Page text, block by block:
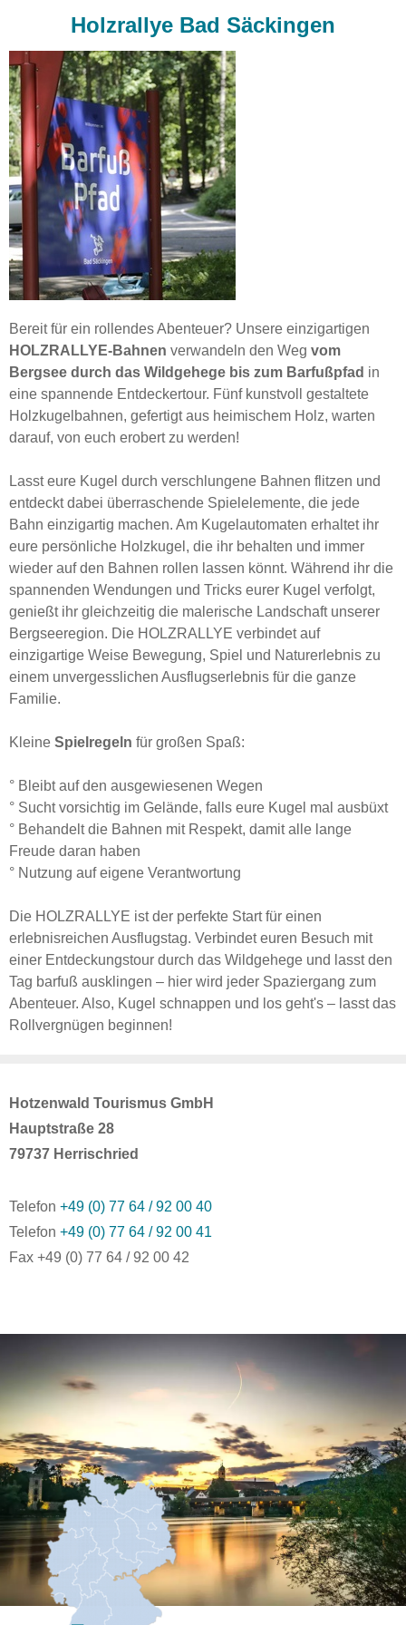
Holzrallye Bad Säckingen
Bereit für ein rollendes Abenteuer? Unsere einzigartigen
HOLZRALLYE-Bahnen verwandeln den Weg vom
Bergsee durch das Wildgehege bis zum Barfußpfad in
eine spannende Entdeckertour. Fünf kunstvoll gestaltete
Holzkugelbahnen, gefertigt aus heimischem Holz, warten
darauf, von euch erobert zu werden!
Lasst eure Kugel durch verschlungene Bahnen flitzen und
entdeckt dabei überraschende Spielelemente, die jede
Bahn einzigartig machen. Am Kugelautomaten erhaltet ihr
eure persönliche Holzkugel, die ihr behalten und immer
wieder auf den Bahnen rollen lassen könnt. Während ihr die
spannenden Wendungen und Tricks eurer Kugel verfolgt,
genießt ihr gleichzeitig die malerische Landschaft unserer
Bergseeregion. Die HOLZRALLYE verbindet auf
einzigartige Weise Bewegung, Spiel und Naturerlebnis zu
einem unvergesslichen Ausflugserlebnis für die ganze
Familie.
Kleine Spielregeln für großen Spaß:
° Bleibt auf den ausgewiesenen Wegen
° Sucht vorsichtig im Gelände, falls eure Kugel mal ausbüxt
° Behandelt die Bahnen mit Respekt, damit alle lange
Freude daran haben
° Nutzung auf eigene Verantwortung
Die HOLZRALLYE ist der perfekte Start für einen
erlebnisreichen Ausflugstag. Verbindet euren Besuch mit
einer Entdeckungstour durch das Wildgehege und lasst den
Tag barfuß ausklingen – hier wird jeder Spaziergang zum
Abenteuer. Also, Kugel schnappen und los geht's – lasst das
Rollvergnügen beginnen!
Hotzenwald Tourismus GmbH
Hauptstraße 28
79737 Herrischried
Telefon +49 (0) 77 64 / 92 00 40
Telefon +49 (0) 77 64 / 92 00 41
Fax +49 (0) 77 64 / 92 00 42